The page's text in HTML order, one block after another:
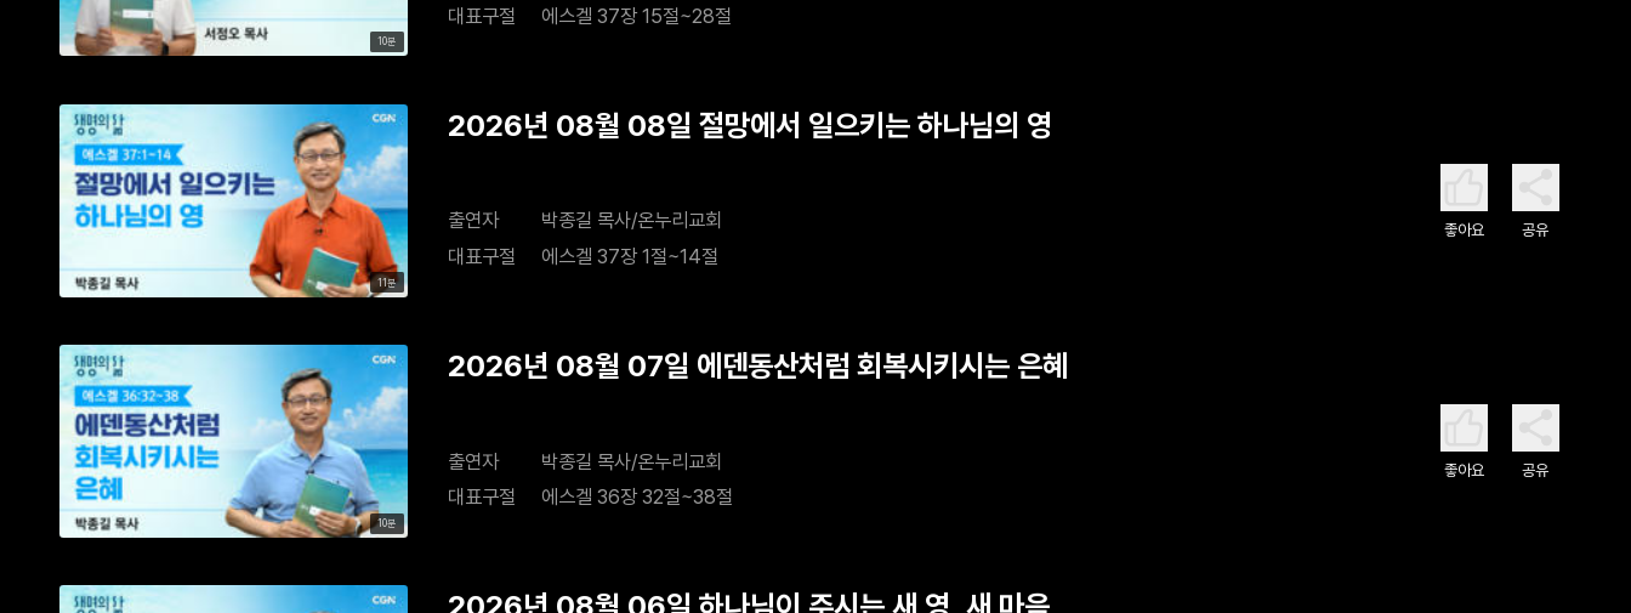
10분
대표구절
에스겔 37장 15절~28절
11분
2026년 08월 08일 절망에서 일으키는 하나님의 영
출연자
박종길 목사/온누리교회
대표구절
에스겔 37장 1절~14절
좋아요 공유
10분
2026년 08월 07일 에덴동산처럼 회복시키시는 은혜
출연자
박종길 목사/온누리교회
대표구절
에스겔 36장 32절~38절
좋아요 공유